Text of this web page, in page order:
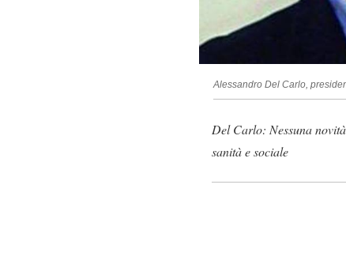
Alessandro Del Carlo,
Del Carlo: Nessuna
sanità e sociale